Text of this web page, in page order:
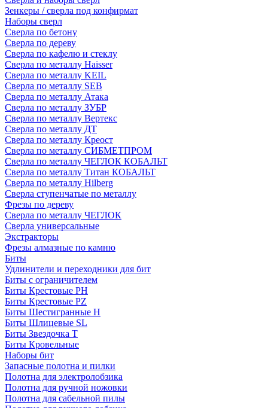
Зенкеры / сверла под конфирмат
Наборы сверл
Сверла по бетону
Сверла по дереву
Сверла по кафелю и стеклу
Сверла по металлу Haisser
Сверла по металлу KEIL
Сверла по металлу SEB
Сверла по металлу Атака
Сверла по металлу ЗУБР
Сверла по металлу Вертекс
Сверла по металлу ДТ
Сверла по металлу Креост
Сверла по металлу СИБМЕТПРОМ
Сверла по металлу ЧЕГЛОК КОБАЛЬТ
Сверла по металлу Титан КОБАЛЬТ
Сверла по металлу Hilberg
Сверла ступенчатые по металлу
Фрезы по дереву
Сверла по металлу ЧЕГЛОК
Сверла универсальные
Экстракторы
Фрезы алмазные по камню
Биты
Удлинители и переходники для бит
Биты с ограничителем
Биты Крестовые PH
Биты Крестовые PZ
Биты Шестигранные H
Биты Шлицевые SL
Биты Звездочка T
Биты Кровельные
Наборы бит
Запасные полотна и пилки
Полотна для электролобзика
Полотна для ручной ножовки
Полотна для сабельной пилы